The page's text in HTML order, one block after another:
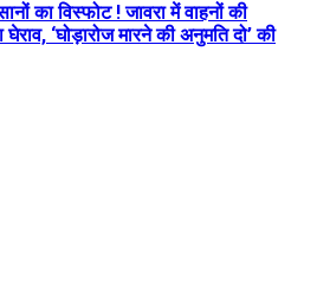
का विस्फोट ! जावरा में वाहनों की
‘घोड़ारोज मारने की अनुमति दो’ की